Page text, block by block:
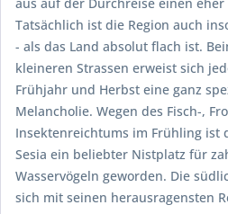
Tatsächlich ist die Region auch
- als das Land absolut flach ist.
kleineren Strassen erweist sich
Frühjahr und Herbst eine ganz
Melancholie. Wegen des Fisch-,
Insektenreichtums im Frühling ist
Sesia ein beliebter Nistplatz für
Wasservögeln geworden. Die
sich mit seinen herausragensten